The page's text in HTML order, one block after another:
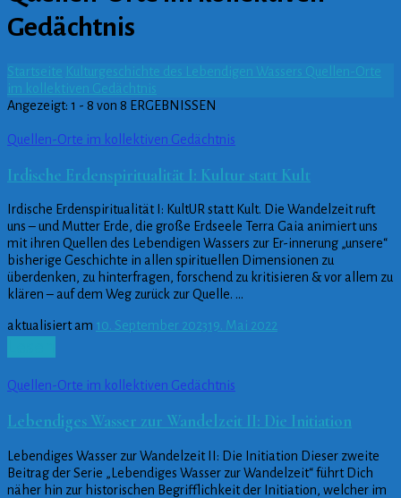
Gedächtnis
Startseite Kulturgeschichte des Lebendigen Wassers Quellen-Orte
im kollektiven Gedächtnis
Angezeigt: 1 - 8 von 8 ERGEBNISSEN
Quellen-Orte im kollektiven Gedächtnis
Irdische Erdenspiritualität I: Kultur statt Kult
Irdische Erdenspiritualität I: KultUR statt Kult. Die Wandelzeit ruft
uns – und Mutter Erde, die große Erdseele Terra Gaia animiert uns
mit ihren Quellen des Lebendigen Wassers zur Er-innerung „unsere“
bisherige Geschichte in allen spirituellen Dimensionen zu
überdenken, zu hinterfragen, forschend zu kritisieren & vor allem zu
klären – auf dem Weg zurück zur Quelle. …
aktualisiert am 10. September 202319. Mai 2022
Quellen-Orte im kollektiven Gedächtnis
Lebendiges Wasser zur Wandelzeit II: Die Initiation
Lebendiges Wasser zur Wandelzeit II: Die Initiation Dieser zweite
Beitrag der Serie „Lebendiges Wasser zur Wandelzeit“ führt Dich
näher hin zur historischen Begrifflichkeit der Initiation, welcher im